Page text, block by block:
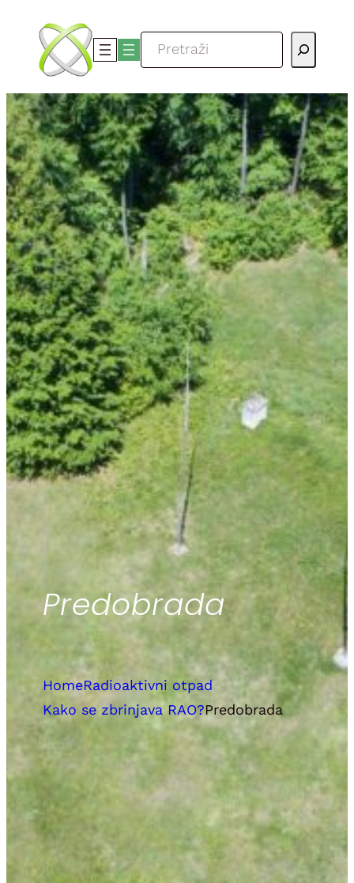
sadržaja
Pretraga
Predobrada
HomeRadioaktivni otpad
Kako se zbrinjava RAO?Predobrada